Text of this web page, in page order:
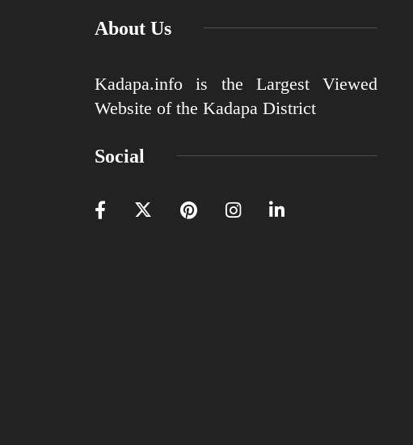
About Us
Kadapa.info is the Largest Viewed
Website of the Kadapa District
Social